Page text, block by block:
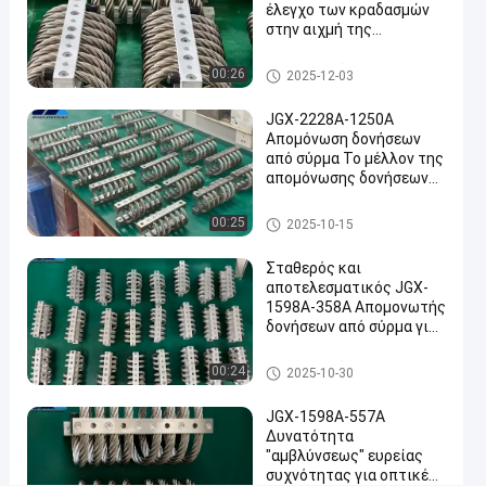
#
Αποσβεστήρας
δονήσεων
#
αποσβεστικό
μονωτήρα
συρματόπλεγματος
#
Αμβλυντής
δονήσεων
σχοινιών
Η
σ
ε
ι
ά
00:26
έλεγχο των κραδασμών
στην αιχμή της
Άμυνας και της
Βιομηχανικής
Μονωτής δόνησης σχοινιών
καλωδίων
2025-12-03
00:25
JGX-2228A-1250A
Απομόνωση δονήσεων
από σύρμα Το μέλλον της
απομόνωσης δονήσεων
Μονωτής δόνησης σχοινιών
καλωδίων
2025-10-15
00:24
Σταθερός και
αποτελεσματικός JGX-
1598A-358A Απομονωτής
δονήσεων από σύρμα για
εξοπλισμό πλοήγησης
Μονωτής δόνησης σχοινιών
καλωδίων
2025-10-30
JGX-1598A-557A
Δυνατότητα
"αμβλύνσεως" ευρείας
συχνότητας για οπτικές